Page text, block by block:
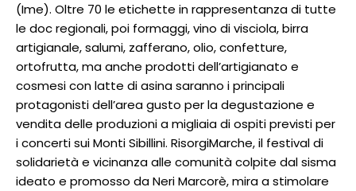
(Ime). Oltre 70 le etichette in rappresentanza di tutte
le doc regionali, poi formaggi, vino di visciola, birra
artigianale, salumi, zafferano, olio, confetture,
ortofrutta, ma anche prodotti dell’artigianato e
cosmesi con latte di asina saranno i principali
protagonisti dell’area gusto per la degustazione e
vendita delle produzioni a migliaia di ospiti previsti per
i concerti sui Monti Sibillini. RisorgiMarche, il festival di
solidarietà e vicinanza alle comunità colpite dal sisma
ideato e promosso da Neri Marcorè, mira a stimolare